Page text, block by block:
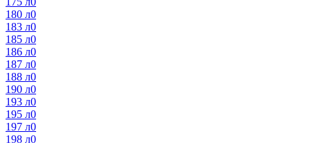
180 л0
183 л0
185 л0
186 л0
187 л0
188 л0
190 л0
193 л0
195 л0
197 л0
198 л0